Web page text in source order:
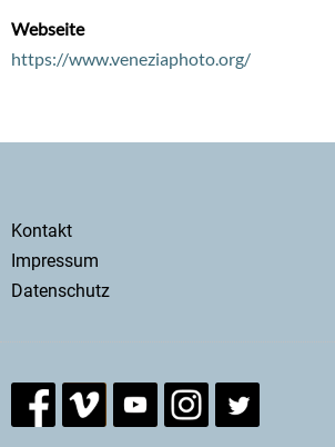
Webseite
https://www.veneziaphoto.org/
Secondary
menu
Kontakt
Impressum
Datenschutz